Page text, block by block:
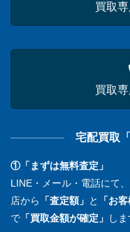
買取
買取
宅配買取
①「まずは無料査定」
LINE・メール・電話にて
店から
「査定額」 と 「お
で 「買取金額が確定」 しま